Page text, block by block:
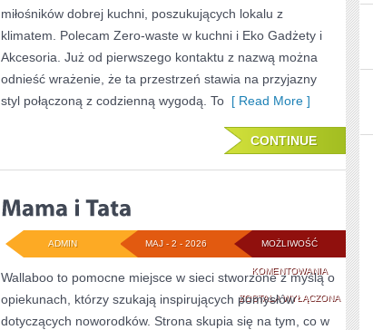
miłośników dobrej kuchni, poszukujących lokalu z
klimatem. Polecam Zero-waste w kuchni i Eko Gadżety i
Akcesoria. Już od pierwszego kontaktu z nazwą można
odnieść wrażenie, że ta przestrzeń stawia na przyjazny
styl połączoną z codzienną wygodą. To [ Read More ]
CONTINUE
MOŻLIWOŚĆ
KOMENTOWANIAMAMA
I
TATA
ZOSTAŁA WYŁĄCZONA
MAJ - 2 - 2026
ADMIN
Wallaboo to pomocne miejsce w sieci stworzone z myślą o
opiekunach, którzy szukają inspirujących pomysłów
dotyczących noworodków. Strona skupia się na tym, co w